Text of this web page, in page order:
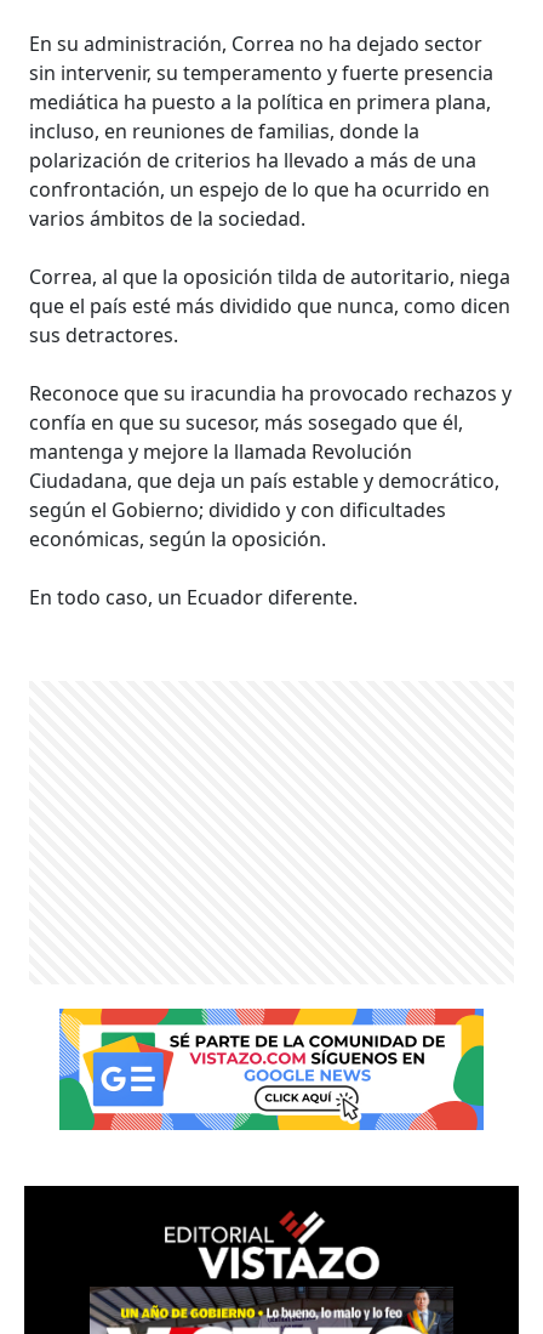
En su administración, Correa no ha dejado sector
sin intervenir, su temperamento y fuerte presencia
mediática ha puesto a la política en primera plana,
incluso, en reuniones de familias, donde la
polarización de criterios ha llevado a más de una
confrontación, un espejo de lo que ha ocurrido en
varios ámbitos de la sociedad.
Correa, al que la oposición tilda de autoritario, niega
que el país esté más dividido que nunca, como dicen
sus detractores.
Reconoce que su iracundia ha provocado rechazos y
confía en que su sucesor, más sosegado que él,
mantenga y mejore la llamada Revolución
Ciudadana, que deja un país estable y democrático,
según el Gobierno; dividido y con dificultades
económicas, según la oposición.
En todo caso, un Ecuador diferente.